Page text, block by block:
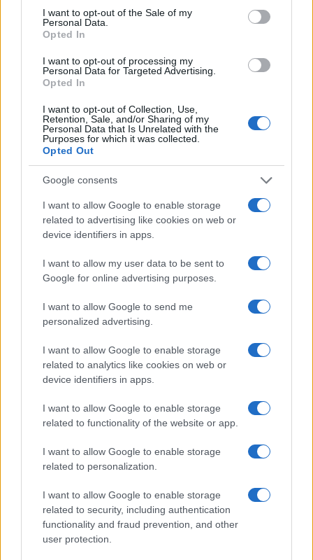
consent section.
I want to opt-out of the Sale of my
Personal Data.
Opted In
I want to opt-out of processing my
Personal Data for Targeted Advertising.
Opted In
I want to opt-out of Collection, Use,
Retention, Sale, and/or Sharing of my
Personal Data that Is Unrelated with the
Purposes for which it was collected.
Opted Out
Google consents
I want to allow Google to enable storage
related to advertising like cookies on web or
device identifiers in apps.
I want to allow my user data to be sent to
Google for online advertising purposes.
I want to allow Google to send me
personalized advertising.
I want to allow Google to enable storage
related to analytics like cookies on web or
device identifiers in apps.
I want to allow Google to enable storage
related to functionality of the website or app.
I want to allow Google to enable storage
related to personalization.
I want to allow Google to enable storage
related to security, including authentication
functionality and fraud prevention, and other
user protection.
daGoogle News
Condividi l'articolo
F
a
ce
b
o
k
T
w
it
te
Pi
n
te
re
st
W
h
at
s
A
p
p
S
h
a
re
Prossimo articolo
NOTIZIE RECENTI
Ristorante distrutto dalle fiamme a La
Maddalena, incendio a Monti d’à rena
Le previsioni meteo per il weekend a Olbia e in
Gallura
Michelle Hunziker in Gallura, bella anche dal
vivo: un amico vip svela come fa
Calangianus, dopo le polemiche il centro
accoglienza minori chiude
Olbia, divieto di sosta contro spaccio e degrado:
esplode la protesta